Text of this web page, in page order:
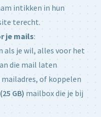
intikken in hun
terecht.
je mails:
als je wil, alles voor het
die mail laten
of koppelen
GB) mailbox die je bij